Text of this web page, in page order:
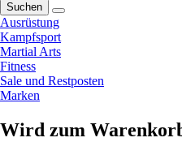
Suchen
Ausrüstung
Kampfsport
Martial Arts
Fitness
Sale und Restposten
Marken
Wird zum